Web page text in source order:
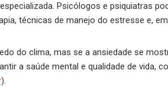
Psicólogos e psiquiatras
técnicas de manejo do estresse e,
do clima, mas se a ansiedade se
a saúde mental e qualidade de vida,
).